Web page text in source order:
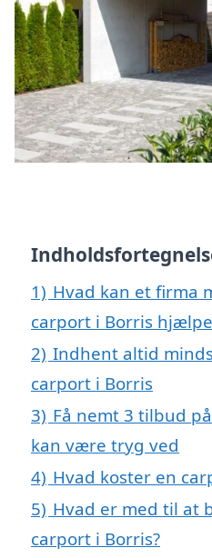
1) Hvad kan et firma
carport i Borris
2) Indhent altid
carport i Borris
3) Få nemt 3 tilbud
kan være tryg ved
4) Hvad koster en
5) Hvad er med til at
carport i Borris?